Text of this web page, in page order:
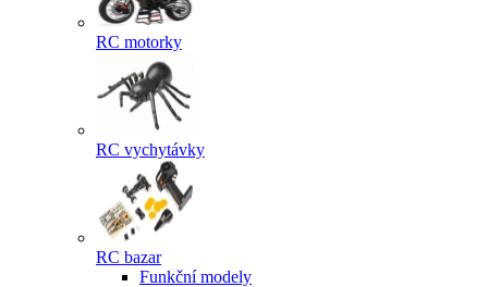
RC motorky
RC vychytávky
RC bazar
Funkční modely